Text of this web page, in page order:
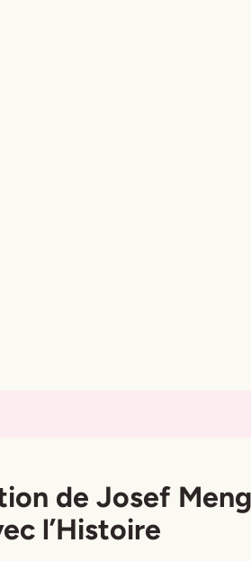
de Josef
l’Histoire